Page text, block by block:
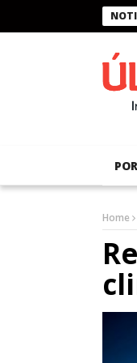
Presidente
Home